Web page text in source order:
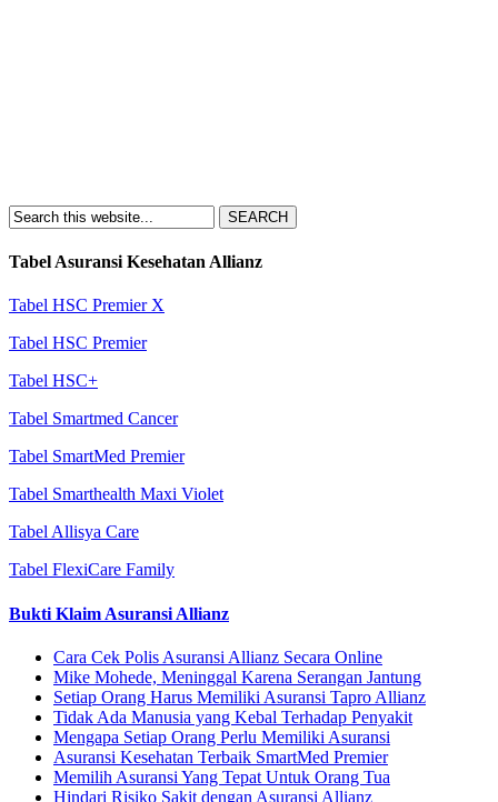
Tabel Asuransi Kesehatan Allianz
Tabel HSC Premier X
Tabel HSC Premier
Tabel HSC+
Tabel Smartmed Cancer
Tabel SmartMed Premier
Tabel Smarthealth Maxi Violet
Tabel Allisya Care
Tabel FlexiCare Family
Bukti Klaim Asuransi Allianz
Cara Cek Polis Asuransi Allianz Secara Online
Mike Mohede, Meninggal Karena Serangan Jantung
Setiap Orang Harus Memiliki Asuransi Tapro Allianz
Tidak Ada Manusia yang Kebal Terhadap Penyakit
Mengapa Setiap Orang Perlu Memiliki Asuransi
Asuransi Kesehatan Terbaik SmartMed Premier
Memilih Asuransi Yang Tepat Untuk Orang Tua
Hindari Risiko Sakit dengan Asuransi Allianz